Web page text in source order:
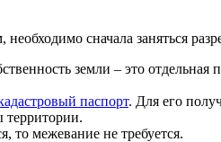
сначала заняться
земли – это
паспорт. Для его
территории.
то межевание не требуется.